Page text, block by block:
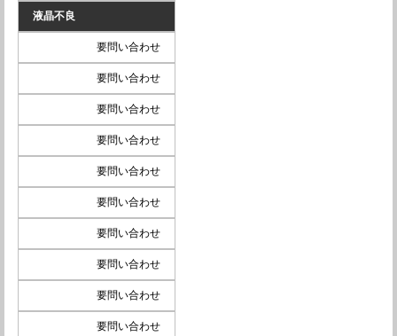
液晶不良
要問い合わせ
要問い合わせ
要問い合わせ
要問い合わせ
要問い合わせ
要問い合わせ
要問い合わせ
要問い合わせ
要問い合わせ
要問い合わせ